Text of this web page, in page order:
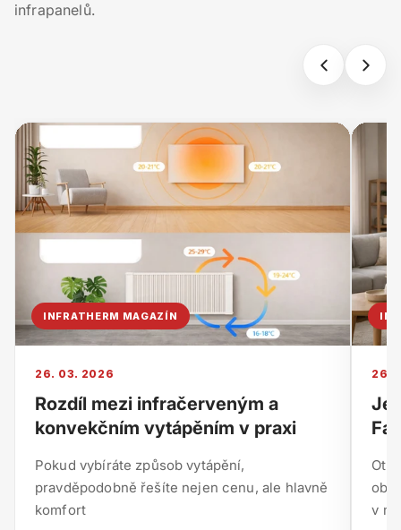
infrapanelů.
INFRATHERM MAGAZÍN
26. 03. 2026
Rozdíl mezi infračerveným a
konvekčním vytápěním v praxi
Pokud vybíráte způsob vytápění,
pravděpodobně řešíte nejen cenu, ale hlavně
komfort
26.
Je
v